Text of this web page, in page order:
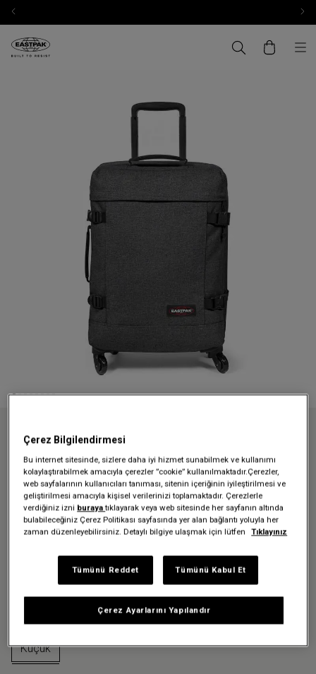
Anasayfa Valizler
Çok Satan Valizler
TRANS4 S BLACK DENIM TEKERLEKLİ VALİZ
TRANS4 S BLACK DENIM
TEKERLEKLİ VALİZ
10.999,00 TL
Black Denim
Beden:H 54 x W 35 x D 23 cm | 44 L
Küçük
Çerez Bilgilendirmesi
Bu internet sitesinde, sizlere daha iyi hizmet sunabilmek ve kullanımı
kolaylaştırabilmek amacıyla çerezler ”cookie” kullanılmaktadır.Çerezler,
web sayfalarının kullanıcıları tanıması, sitenin içeriğinin iyileştirilmesi ve
geliştirilmesi amacıyla kişisel verilerinizi toplamaktadır. Çerezlerle
verdiğiniz izni burayatıklayarak veya web sitesinde her sayfanın altında
bulabileceğiniz Çerez Politikası sayfasında yer alan bağlantı yoluyla her
zaman düzenleyebilirsiniz. Detaylı bilgiye ulaşmak için lütfen
Tıklayınız
Çerez Ayarlarını Yapılandır
Tümünü Reddet Tümünü Kabul Et